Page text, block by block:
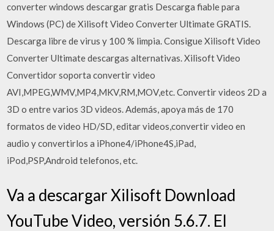
converter windows descargar gratis Descarga fiable para
Windows (PC) de Xilisoft Video Converter Ultimate GRATIS.
Descarga libre de virus y 100 % limpia. Consigue Xilisoft Video
Converter Ultimate descargas alternativas. Xilisoft Video
Convertidor soporta convertir video
AVI,MPEG,WMV,MP4,MKV,RM,MOV,etc. Convertir videos 2D a
3D o entre varios 3D videos. Además, apoya más de 170
formatos de video HD/SD, editar videos,convertir video en
audio y convertirlos a iPhone4/iPhone4S,iPad,
iPod,PSP,Android telefonos, etc.
Va a descargar Xilisoft Download
YouTube Video, versión 5.6.7. El